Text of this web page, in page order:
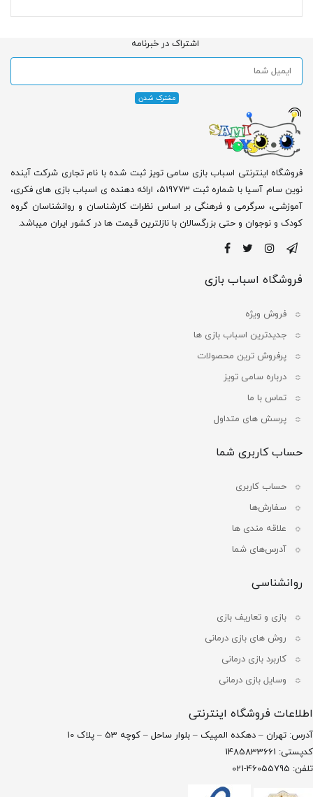
اشتراک در خبرنامه
فروشگاه اینترنتی اسباب بازی سامی تویز ثبت شده با نام تجاری شرکت آینده
نوین سام آسیا با شماره ثبت 519773، ارائه دهنده ی اسباب بازی های فکری،
آموزشی، سرگرمی و فرهنگی بر اساس نظرات کارشناسان و روانشناسان گروه
کودک و نوجوان و حتی بزرگسالان با نازلترین قیمت ها در کشور ایران میباشد.
فروشگاه اسباب بازی
فروش ویژه
جدیدترین اسباب بازی ها
پرفروش ترین محصولات
درباره سامی تویز
تماس با ما
پرسش های متداول
حساب کاربری شما
حساب کاربری
سفارش‌ها
علاقه مندی ها
آدرس‌های شما
روانشناسی
بازی و تعاریف بازی
روش های بازی درمانی
کاربرد بازی درمانی
وسایل بازی درمانی
اطلاعات فروشگاه اینترنتی
آدرس: تهران – دهکده المپیک – بلوار ساحل – کوچه 53 – پلاک 10
کدپستی: 1485833661
تلفن: 46055795-021